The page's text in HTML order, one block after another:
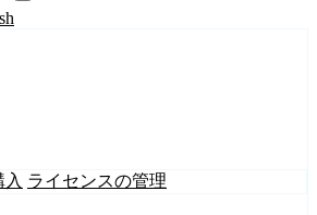
ライセンスの管理